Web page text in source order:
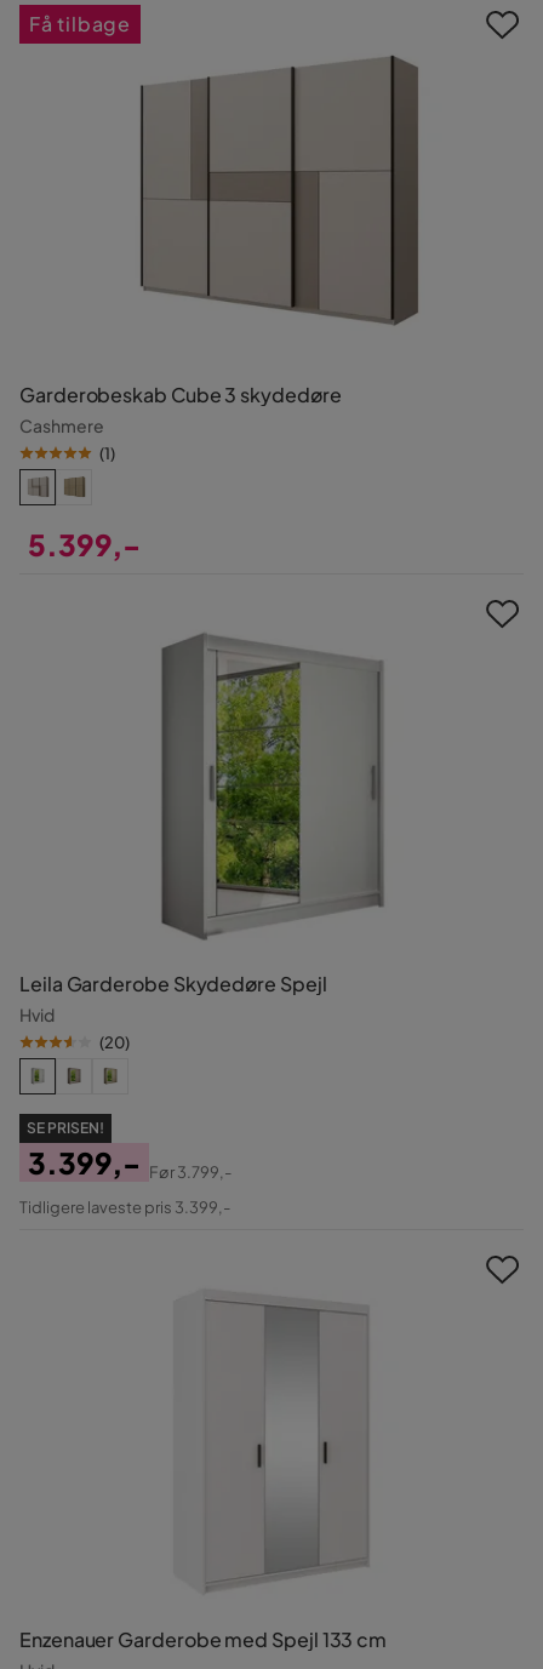
Garderobeskab Cube 3 skydedøre
Cashmere
(1)
5.399,-
Få tilbage
Leila Garderobe Skydedøre Spejl
Hvid
(20)
SE PRISEN!
Pris
3.399,-
Original
Før3.799,-
Tidligere laveste pris 3.399,-
Enzenauer Garderobe med Spejl 133 cm